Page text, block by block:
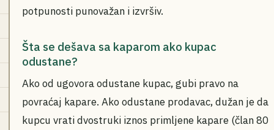
potpunosti punovažan i izvršiv.
Šta se dešava sa kaparom ako kupac
odustane?
Ako od ugovora odustane kupac, gubi pravo na
povraćaj kapare. Ako odustane prodavac, dužan je da
kupcu vrati dvostruki iznos primljene kapare (član 80